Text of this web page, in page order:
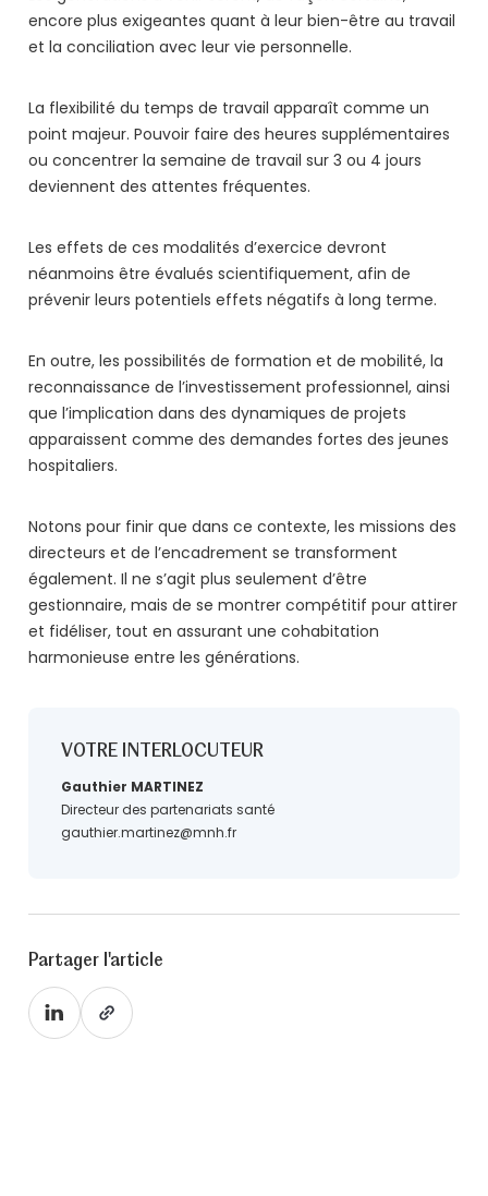
encore plus exigeantes quant à leur bien-être au travail
et la conciliation avec leur vie personnelle.
La flexibilité du temps de travail apparaît comme un
point majeur. Pouvoir faire des heures supplémentaires
ou concentrer la semaine de travail sur 3 ou 4 jours
deviennent des attentes fréquentes.
Les effets de ces modalités d’exercice devront
néanmoins être évalués scientifiquement, afin de
prévenir leurs potentiels effets négatifs à long terme.
En outre, les possibilités de formation et de mobilité, la
reconnaissance de l’investissement professionnel, ainsi
que l’implication dans des dynamiques de projets
apparaissent comme des demandes fortes des jeunes
hospitaliers.
Notons pour finir que dans ce contexte, les missions des
directeurs et de l’encadrement se transforment
également. Il ne s’agit plus seulement d’être
gestionnaire, mais de se montrer compétitif pour attirer
et fidéliser, tout en assurant une cohabitation
harmonieuse entre les générations.
VOTRE INTERLOCUTEUR
Gauthier MARTINEZ
Directeur des partenariats santé
gauthier.martinez@mnh.fr
Partager l'article